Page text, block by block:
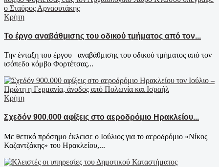
Κρήτη
Το έργο αναβάθμισης του οδικού τμήματος από τον...
Την ένταξη του έργου αναβάθμισης του οδικού τμήματος από τον
ισόπεδο κόμβο Φορτέτσας...
Κρήτη
Σχεδόν 900.000 αφίξεις στο αεροδρόμιο Ηρακλείου...
Με θετικό πρόσημο έκλεισε ο Ιούλιος για το αεροδρόμιο «Νίκος
Καζαντζάκης» του Ηρακλείου,...